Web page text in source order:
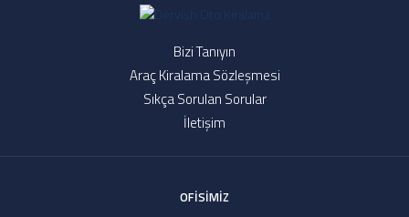
Bizi Tanıyın
Araç Kiralama Sözleşmesi
Sıkça Sorulan Sorular
İletişim
OFİSİMİZ